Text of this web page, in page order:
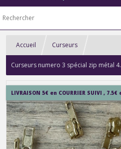
Accueil Curseurs
Curseurs numero 3 spécial zip métal
de pantalon